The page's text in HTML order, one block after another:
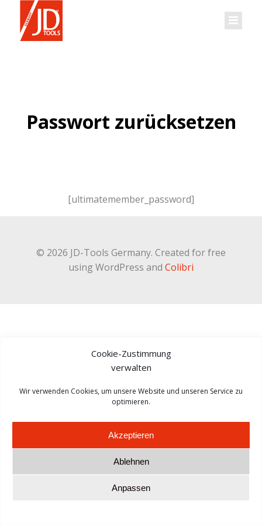
Cookie-Zustimmung
verwalten
Wir verwenden Cookies, um unsere Website und unseren Service zu
optimieren.
Akzeptieren
Ablehnen
Anpassen
Passwort zurücksetzen
[ultimatemember_password]
© 2026 JD-Tools Germany. Created for free
using WordPress and Colibri